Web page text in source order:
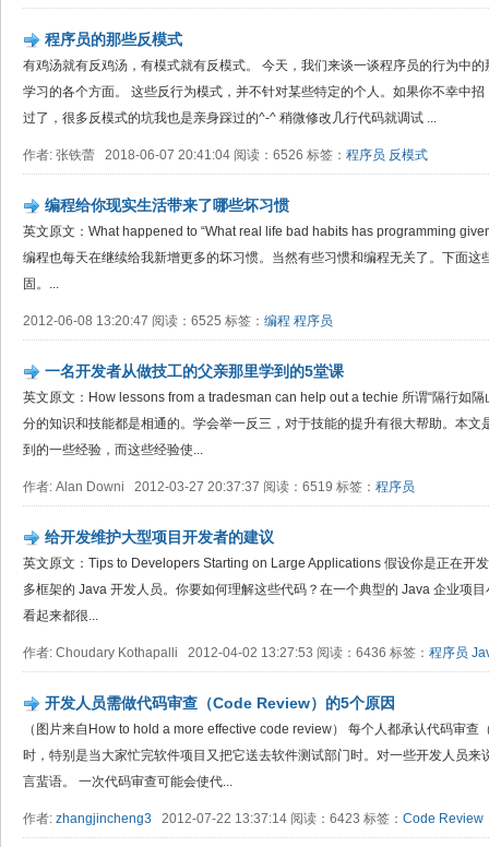
程序员的那些反模式
有鸡汤就有反鸡汤，有模式就有反模式。 今天，我们来谈一谈程序员的行为中
学习的各个方面。 这些反行为模式，并不针对某些特定的个人。如果你不幸中
过了，很多反模式的坑我也是亲身踩过的^-^ 稍微修改几行代码就调试 ...
作者: 张铁蕾 2018-06-07 20:41:04 阅读：6526 标签： 程序员 反模式
编程给你现实生活带来了哪些坏习惯
英文原文：What happened to “What real life bad habits has programming
编程也每天在继续给我新增更多的坏习惯。当然有些习惯和编程无关了。下面这
固。...
2012-06-08 13:20:47 阅读：6525 标签： 编程 程序员
一名开发者从做技工的父亲那里学到的5堂课
英文原文：How lessons from a tradesman can help out a techie 所谓“隔行如
分的知识和技能都是相通的。学会举一反三，对于技能的提升有很大帮助。本
到的一些经验，而这些经验使...
作者: Alan Downi 2012-03-27 20:37:37 阅读：6519 标签： 程序员
给开发维护大型项目开发者的建议
英文原文：Tips to Developers Starting on Large Applications 假设你是正在开
多框架的 Java 开发人员。你要如何理解这些代码？在一个典型的 Java 企业项
看起来都很...
作者: Choudary Kothapalli 2012-04-02 13:27:53 阅读：6436 标签： 程序员
开发人员需做代码审查（Code Review）的5个原因
（图片来自How to hold a more effective code review） 每个人都承认代码审
时，特别是当大家忙完软件项目又把它送去软件测试部门时。对一些开发人员
言蜚语。 一次代码审查可能会使代...
作者: zhangjincheng3 2012-07-22 13:37:14 阅读：6423 标签： Code Review